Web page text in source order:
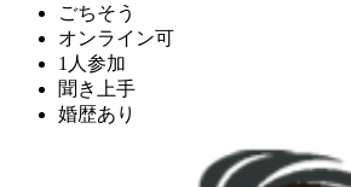
ごちそう
オンライン可
1人参加
聞き上手
婚歴あり